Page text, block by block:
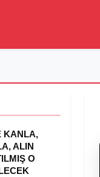
KANLA,
ALIN
O